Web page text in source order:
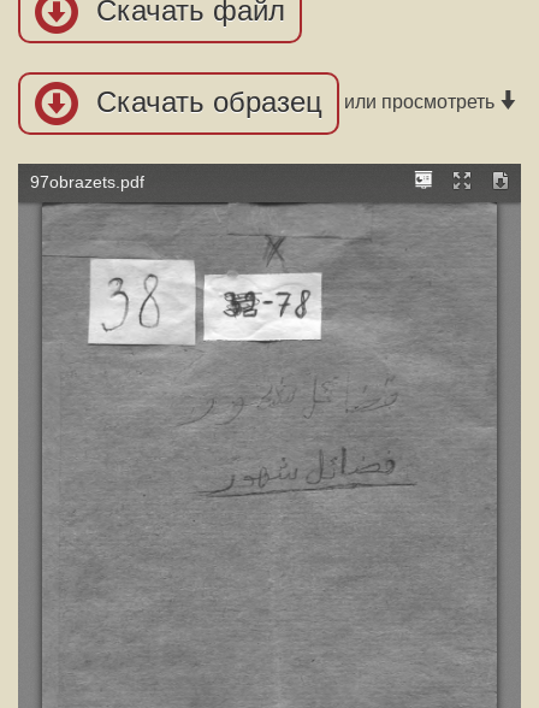
Скачать файл
Скачать образец или просмотреть